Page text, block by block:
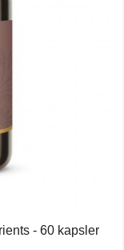
- 60 kapsler